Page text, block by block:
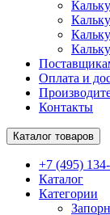
Оплата и
Контакты
Каталог товаров
+7 (495)
Каталог
Категории